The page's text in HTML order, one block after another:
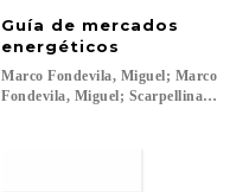
Guía de mercados
energéticos
Marco Fondevila, Miguel; Marco
Fondevila, Miguel; Scarpellina,